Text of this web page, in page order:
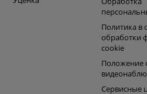
Политика в
обработки
cookie
Положение
Сервисные